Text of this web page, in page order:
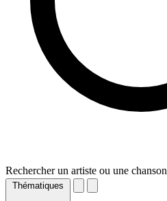
Rechercher un artiste ou une chanson
Thématiques